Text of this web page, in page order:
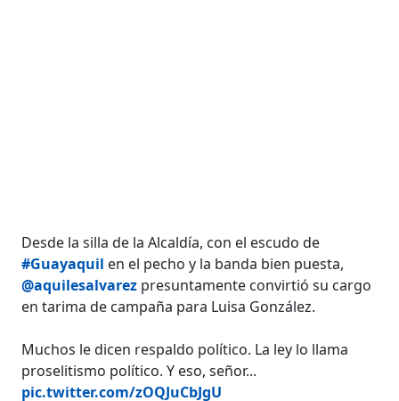
Desde la silla de la Alcaldía, con el escudo de
#Guayaquil en el pecho y la banda bien puesta,
@aquilesalvarez presuntamente convirtió su cargo
en tarima de campaña para Luisa González.
Muchos le dicen respaldo político. La ley lo llama
proselitismo político. Y eso, señor...
pic.twitter.com/zOQJuCbJgU